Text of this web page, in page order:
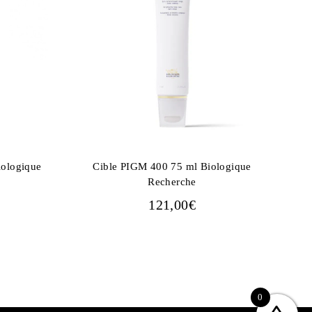
Cible PIGM 400 75 ml Biologique
Recherche
121,00€
0